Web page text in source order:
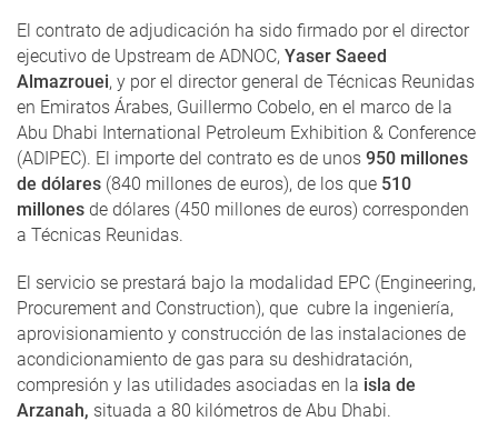
El contrato de adjudicación ha sido firmado por el director
ejecutivo de Upstream de ADNOC, Yaser Saeed
Almazrouei, y por el director general de Técnicas Reunidas
en Emiratos Árabes, Guillermo Cobelo, en el marco de la
Abu Dhabi International Petroleum Exhibition & Conference
(ADIPEC). El importe del contrato es de unos 950 millones
de dólares (840 millones de euros), de los que 510
millones de dólares (450 millones de euros) corresponden
a Técnicas Reunidas.
El servicio se prestará bajo la modalidad EPC (Engineering,
Procurement and Construction), que cubre la ingeniería,
aprovisionamiento y construcción de las instalaciones de
acondicionamiento de gas para su deshidratación,
compresión y las utilidades asociadas en la isla de
Arzanah, situada a 80 kilómetros de Abu Dhabi.